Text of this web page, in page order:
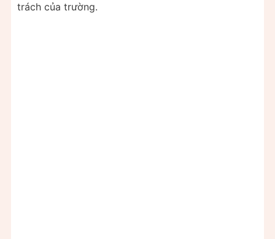
trách của trường.